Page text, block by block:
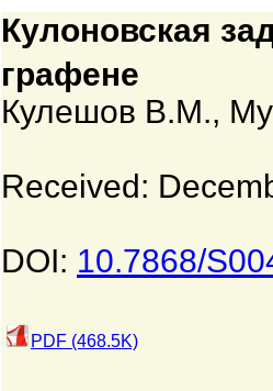
Кулоновская
графене
Кулешов В.М.,
Received:
DOI: 10.7868/
PDF (468.5K)